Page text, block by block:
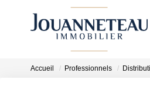
Accueil Professionnels